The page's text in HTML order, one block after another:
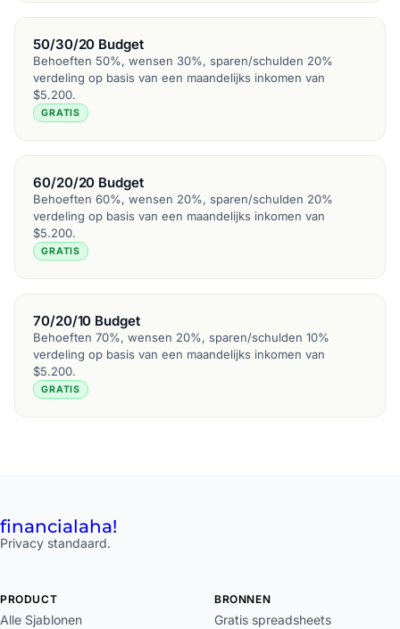
50/30/20 Budget
Behoeften 50%, wensen 30%, sparen/schulden 20%
verdeling op basis van een maandelijks inkomen van
$5.200.
GRATIS
60/20/20 Budget
Behoeften 60%, wensen 20%, sparen/schulden 20%
verdeling op basis van een maandelijks inkomen van
$5.200.
GRATIS
70/20/10 Budget
Behoeften 70%, wensen 20%, sparen/schulden 10%
verdeling op basis van een maandelijks inkomen van
$5.200.
GRATIS
financialaha!
Privacy standaard.
PRODUCT
Alle Sjablonen
BRONNEN
Gratis spreadsheets